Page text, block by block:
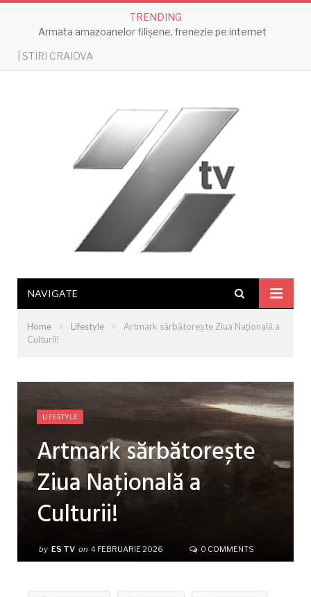
TRENDING
Armata amazoanelor filișene, frenezie pe internet
| STIRI CRAIOVA
NAVIGATE
Home » Lifestyle »
Artmark sărbătorește Ziua Națională a
Culturii!
LIFESTYLE
Artmark sărbătorește
Ziua Națională a
Culturii!
by ES TV on 4 FEBRUARIE 2026 0 COMMENTS